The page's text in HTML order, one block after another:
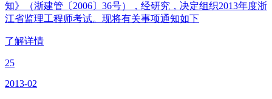
知》（浙建管〔2006〕36号），经研究，决定组织2013年度浙
江省监理工程师考试。现将有关事项通知如下
了解详情
25
2013-02